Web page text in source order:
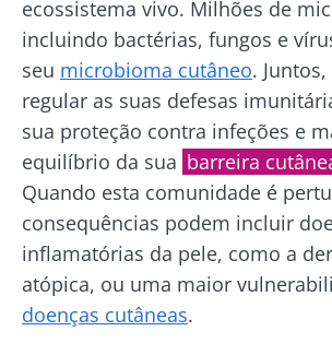
Dr Amine Zorgani
Publicado em
12 Junho 2026
Atualizado em
18 Junho 2026
ecossistema vivo. Milhões de
incluindo bactérias, fungos e
seu microbioma cutâneo.
regular as suas defesas
sua proteção contra infeções e
equilíbrio da sua barreira
Quando esta comunidade é
consequências podem incluir
inflamatórias da pele, como a
atópica, ou uma maior
doenças cutâneas.